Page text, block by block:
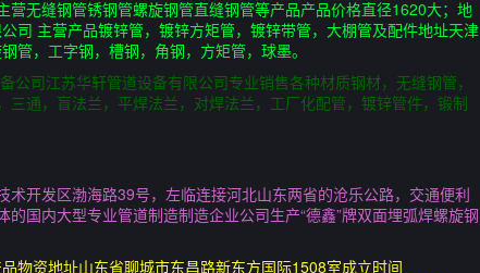
无缝钢管锈钢管螺旋钢管直缝钢管等产品产品价格直径1620大；地
司 主营产品镀锌管，镀锌方矩管，镀锌带管，大棚管及配件地址天津
，工字钢，槽钢，角钢，方矩管，球墨。
司江苏华轩管道设备有限公司专业销售各种材质钢材，无缝钢管，
通，盲法兰，平焊法兰，对焊法兰，工厂化配管，镀锌管件，锻制
开发区渤海路39号，左临连接河北山东两省的沧乐公路，交通便利
国内大型专业管道制造制造企业公司生产“德鑫”牌双面埋弧焊螺旋钢
物资地址山东省聊城市东昌路新东方国际1508室成立时间